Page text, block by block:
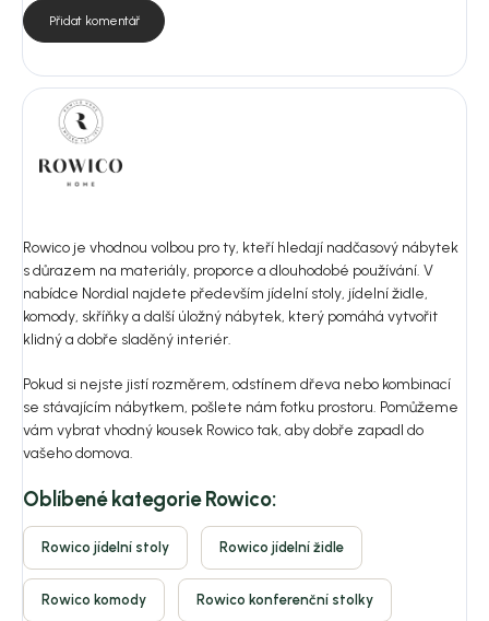
Přidat komentář
Rowico je vhodnou volbou pro ty, kteří hledají nadčasový nábytek
s důrazem na materiály, proporce a dlouhodobé používání. V
nabídce Nordial najdete především jídelní stoly, jídelní židle,
komody, skříňky a další úložný nábytek, který pomáhá vytvořit
klidný a dobře sladěný interiér.
Pokud si nejste jistí rozměrem, odstínem dřeva nebo kombinací
se stávajícím nábytkem, pošlete nám fotku prostoru. Pomůžeme
vám vybrat vhodný kousek Rowico tak, aby dobře zapadl do
vašeho domova.
Oblíbené kategorie Rowico:
Rowico jídelní stoly Rowico jídelní židle
Rowico komody Rowico konferenční stolky